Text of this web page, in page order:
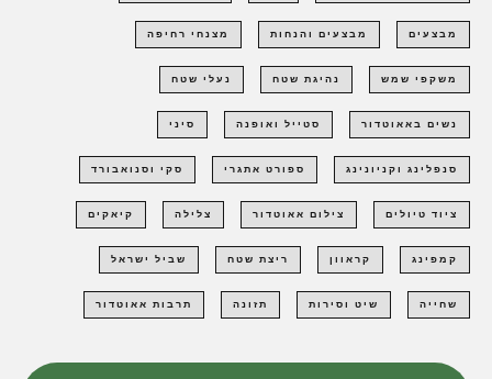
מבצעים מבצעים והנחות מצנחי רחיפה
משקפי שמש נהיגת שטח נעלי שטח
נשים באאוטדור סטייל ואופנה סיני
סנפלינג וקניונינג ספורט אתגרי סקי וסנואבורד
ציוד טיולים צילום אאוטדור צלילה קיאקים
קמפינג קראוון ריצת שטח שביל ישראל
שחייה שיט וסירות תזונה תרבות אאוטדור